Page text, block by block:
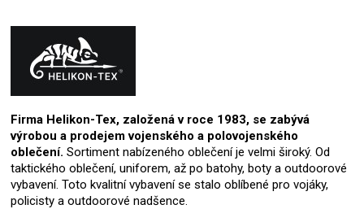
Firma Helikon-Tex, založená v roce 1983, se zabývá
výrobou a prodejem vojenského a polovojenského
oblečení. Sortiment nabízeného oblečení je velmi široký. Od
taktického oblečení, uniforem, až po batohy, boty a outdoorové
vybavení. Toto kvalitní vybavení se stalo oblíbené pro vojáky,
policisty a outdoorové nadšence.